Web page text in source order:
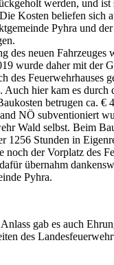
werden, und ist
Kosten beliefen sich
Pyhra und
des neuen Fahrzeuges
wurde daher mit der
des Feuerwehrhauses
Auch hier kam es durch
betrugen ca. €
NÖ subventioniert
Wald selbst. Beim
1256 Stunden in
noch der Vorplatz des
übernahm
Pyhra.
gab es auch
des